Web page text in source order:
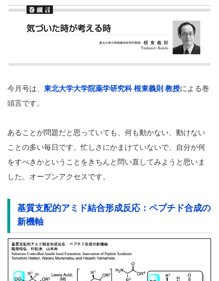
今月号は、 東北大学大学院薬学研究科 根東義則 教授による巻
頭言です。
あることが問題だと思っていても、何も動かない、動けない
ことの多い毎日です。忙しさにかまけていないで、自分が何
をすべきかということをきちんと問い直してみようと思いま
した。オープンアクセスです。
基質支配的アミド結合形成反応：ペプチド合成の
新機軸